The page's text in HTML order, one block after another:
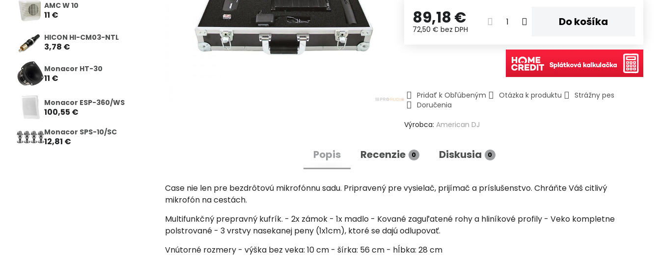
89,18 €
72,50 €bez DPH
Do košíka
Pridať k Obľúbeným Otázka k produktu
Strážny pes
Doručenia
Výrobca:American DJ
Popis Recenzie 0 Diskusia 0
Case nie len pre bezdrôtovú mikrofónnu sadu. Pripravený pre vysielač, prijímač a príslušenstvo. Chráňte Váš citlivý
mikrofón na cestách.
Multifunkčný prepravný kufrík. - 2x zámok - 1x madlo - Kované zaguľatené rohy a hliníkové profily - Veko kompletne
polstrované - 3 vrstvy nasekanej peny (1x1cm), ktoré se dajú odlupovať.
Vnútorné rozmery - výška bez veka: 10 cm - šírka: 56 cm - hĺbka: 28 cm
AMC W 10
11 €
HICON HI-CM03-NTL
3,78 €
Monacor HT-30
11 €
Monacor ESP-360/WS
100,55 €
Monacor SPS-10/SC
12,81 €